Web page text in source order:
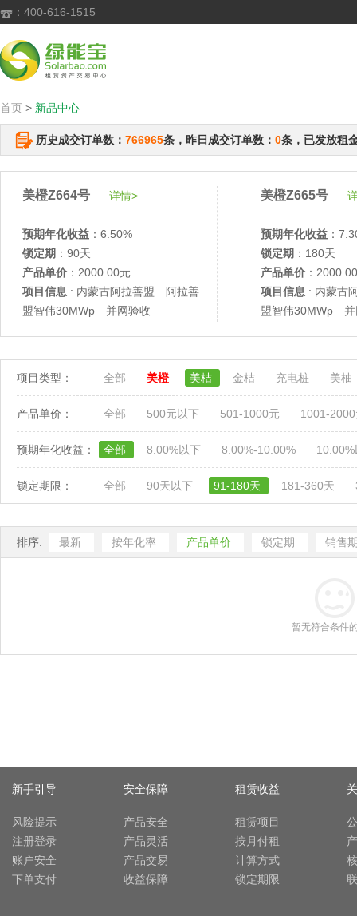
 ：400-616-1515
首页 > 新品中心
历史成交订单数： 766965条，昨日成交订单数： 0条，已发放租
美橙Z664号 详情>
预期年化收益 ：6.50%
锁定期 ：90天
产品单价 ：2000.00元
项目信息 : 内蒙古阿拉善盟 阿拉善
盟智伟30MWp 并网验收
美橙Z665号
预期年化收益 ：
锁定期 ：180天
产品单价 ：
项目信息 : 内蒙古
盟智伟30MWp 并
项目类型： 全部 美橙 美桔 金桔 充电桩 美柚
产品单价： 全部 500元以下 501-1000元 1001-
预期年化收益： 全部 8.00%以下 8.00%-10.00%
锁定期限： 全部 90天以下 91-180天 181-360天
排序: 最新 按年化率 产品单价 锁定期 销售
暂无符合条件
新手引导
风险提示
注册登录
账户安全
下单支付
安全保障
产品安全
产品灵活
产品交易
收益保障
租赁收益
租赁项目
按月付租
计算方式
锁定期限